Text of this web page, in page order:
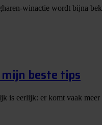
winactie wordt bijna
beste tips
is eerlijk: er komt vaak